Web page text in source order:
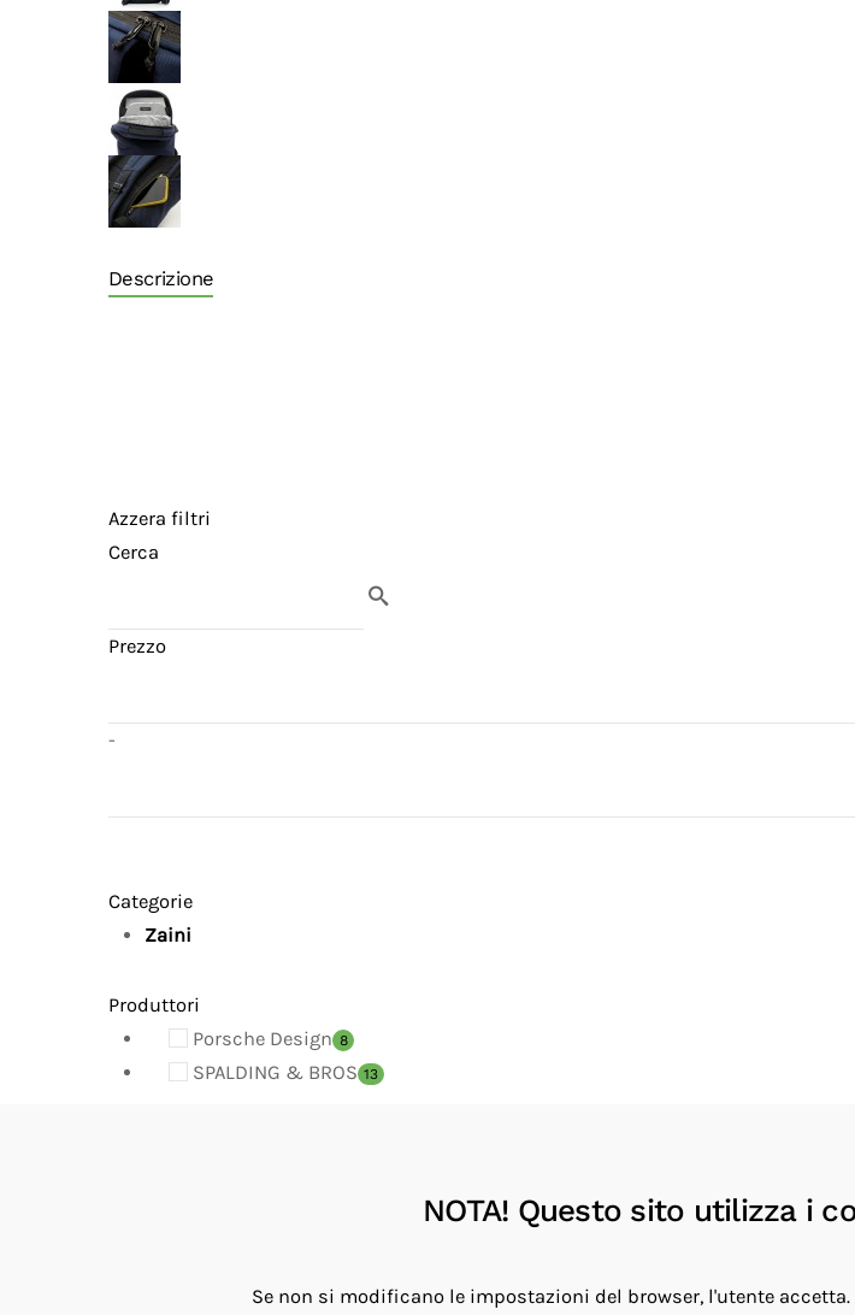
Descrizione
Azzera filtri
Cerca
Prezzo
-
Categorie
Zaini
Produttori
Porsche Design 8
SPALDING & BROS 13
NOTA! Questo sito utilizza i
Se non si modificano le impostazioni del browser, l'utente accetta.